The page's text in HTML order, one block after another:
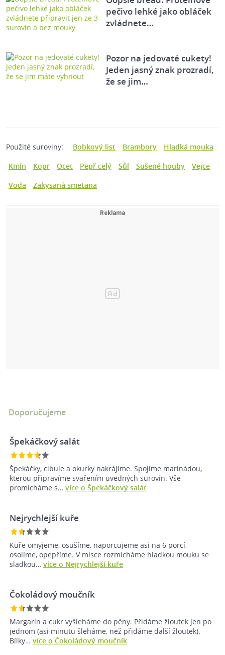
pečivo lehké jako obláček
zvládnete…
Pozor na jedovaté cukety!
Jeden jasný znak prozradí,
že se jim…
Použité suroviny: Bobkový list Brambory
Hladká mouka
Kmín
Kopr Ocet Pepř celý Sůl Sušené houby
Vejce
Voda
Zakysaná smetana
Doporučujeme
Špekáčkový salát
Špekáčky, cibule a okurky nakrájíme. Spojíme marinádou,
kterou připravíme svařením uvedných surovin. Vše
promícháme s… více o Špekáčkový salát
Nejrychlejší kuře
Kuře omyjeme, osušíme, naporcujeme asi na 6 porcí,
osolíme, opepříme. V misce rozmícháme hladkou mouku se
sladkou… více o Nejrychlejší kuře
Čokoládový moučník
Margarín a cukr vyšleháme do pěny. Přidáme žloutek jen po
jednom (asi minutu šleháme, než přidáme další žloutek).
Bílky… více o Čokoládový moučník